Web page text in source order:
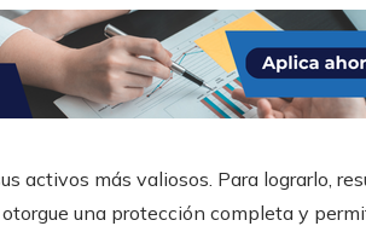
activos más valiosos. Para lograrlo,
una protección completa y